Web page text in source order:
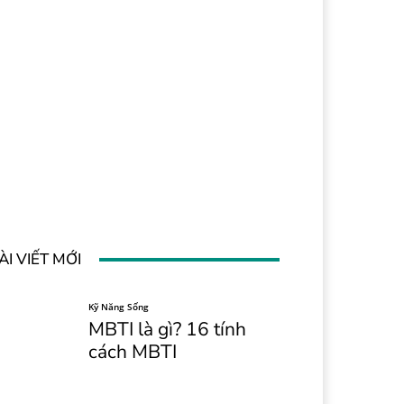
VIẾT MỚI
Kỹ Năng Sống
MBTI là gì? 16 tính
cách MBTI